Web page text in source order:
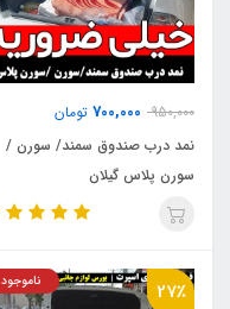
950,000
700,000 تومان
نمد درب صندوق سمند/ سورن /
سورن پلاس گیلان
27٪ ناموجود